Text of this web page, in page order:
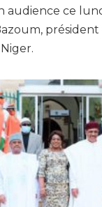
audience ce
président